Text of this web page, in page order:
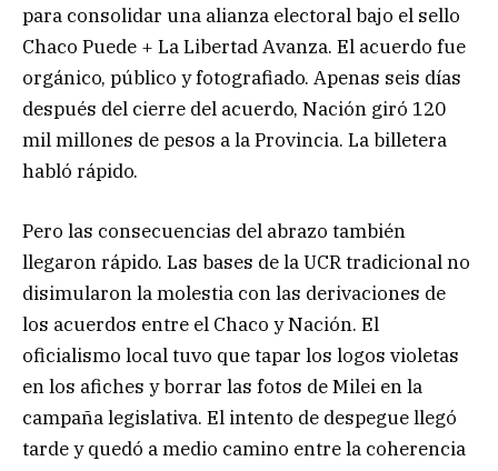
para consolidar una alianza electoral bajo el sello
Chaco Puede + La Libertad Avanza. El acuerdo fue
orgánico, público y fotografiado. Apenas seis días
después del cierre del acuerdo, Nación giró 120
mil millones de pesos a la Provincia. La billetera
habló rápido.
Pero las consecuencias del abrazo también
llegaron rápido. Las bases de la UCR tradicional no
disimularon la molestia con las derivaciones de
los acuerdos entre el Chaco y Nación. El
oficialismo local tuvo que tapar los logos violetas
en los afiches y borrar las fotos de Milei en la
campaña legislativa. El intento de despegue llegó
tarde y quedó a medio camino entre la coherencia